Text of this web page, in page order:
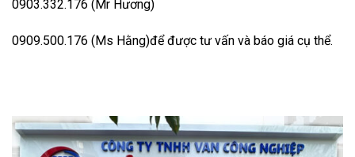
0903.332.176 (Mr Hương)
0909.500.176 (Ms Hằng)để được tư vấn và báo giá cụ thể.